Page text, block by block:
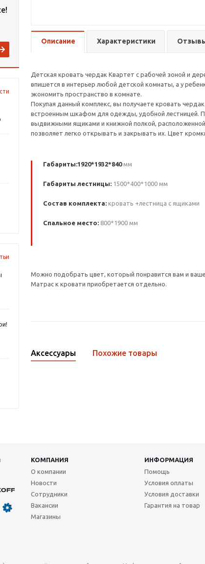
Описание Характеристики
Детская кровать чердак Квартет с рабочей зоной и
впишется в интерьер любой детской комнаты, а у
экономить пространство в комнате.
Покупая данный комплекс, вы получаете кровать
встроенным шкафом для одежды, удобной лестницей.
выдвижными ящиками и книжной полкой,
позволяет легко открывать и закрывать их. Цвет
Габариты:1920*1932*840мм
Габариты лестницы: 1500*400*1000 мм
Состав комплекта: кровать +лестница с ящиками
Спальное место: 800*1900 мм
Можно подобрать цвет, который понравится вам и
Матрас к кровати приобретается отдельно.
Аксессуары Похожие товары
КОМПАНИЯ ИНФОРМАЦИЯ
О компании
Новости
Сотрудники
Вакансии
Магазины
Помощь
Условия оплаты
Условия доставки
Гарантия на товар